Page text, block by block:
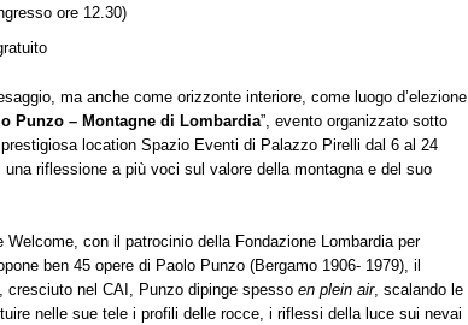
ore 12.30)
ma anche come orizzonte interiore, come luogo d’elezione
Punzo – Montagne di Lombardia”, evento organizzato sotto
prestigiosa location Spazio Eventi di Palazzo Pirelli dal 6 al 24
una riflessione a più voci sul valore della montagna e del suo
Welcome, con il patrocinio della Fondazione Lombardia per
ben 45 opere di Paolo Punzo (Bergamo 1906- 1979), il
cresciuto nel CAI, Punzo dipinge spesso en plein air, scalando le
nelle sue tele i profili delle rocce, i riflessi della luce sui nevai